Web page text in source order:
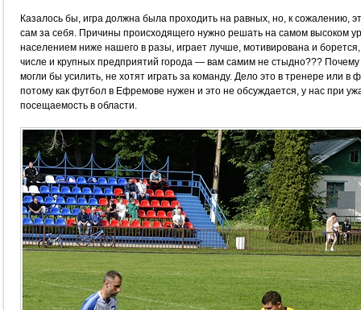
Казалось бы, игра должна была проходить на равных, но, к сожалению,
сам за себя. Причины происходящего нужно решать на самом высоком
населением ниже нашего в разы, играет лучше, мотивирована и
числе и крупных предприятий города — вам самим не стыдно??? Почему
могли бы усилить, не хотят играть за команду. Дело это в тренере или
потому как футбол в Ефремове нужен и это не обсуждается, у нас при
посещаемость в области.